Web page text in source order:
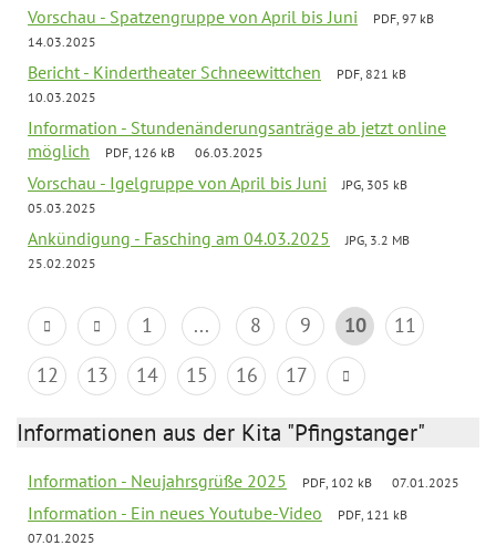
Vorschau - Spatzengruppe von April bis Juni
PDF, 97 kB
14.03.2025
Bericht - Kindertheater Schneewittchen
PDF, 821 kB
10.03.2025
Information - Stundenänderungsanträge ab jetzt online
möglich
PDF, 126 kB 06.03.2025
Vorschau - Igelgruppe von April bis Juni
JPG, 305 kB
05.03.2025
Ankündigung - Fasching am 04.03.2025
JPG, 3.2 MB
25.02.2025
1 ... 8 9 10
11
12
13 14 15 16 17
Informationen aus der Kita "Pfingstanger"
Information - Neujahrsgrüße 2025 PDF, 102 kB 07.01.2025
Information - Ein neues Youtube-Video
PDF, 121 kB
07.01.2025